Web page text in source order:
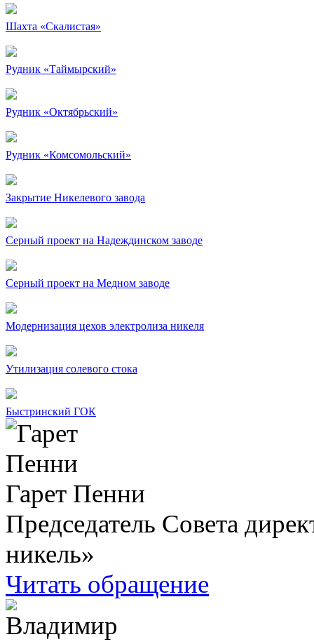
Шахта «Скалистая»
Рудник «Таймырский»
Рудник «Октябрьский»
Рудник «Комсомольский»
Закрытие Никелевого завода
Серный проект на Надеждинском заводе
Серный проект на Медном заводе
Модернизация цехов электролиза никеля
Утилизация солевого стока
Быстринский ГОК
Гарет Пенни
Председатель Совета
никель»
Читать обращение